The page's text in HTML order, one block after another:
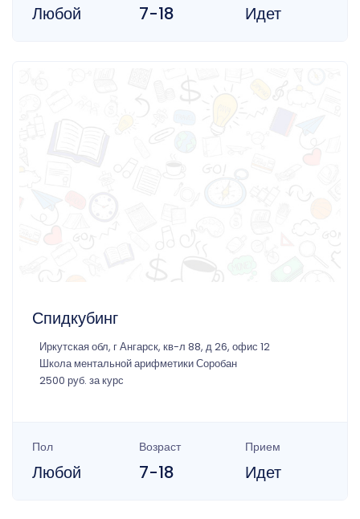
Любой 7-18 Идет
Спидкубинг
Иркутская обл, г Ангарск, кв-л 88, д 26, офис 12
Школа ментальной арифметики Соробан
2500 руб. за курс
Пол
Любой
Возраст
7-18
Прием
Идет